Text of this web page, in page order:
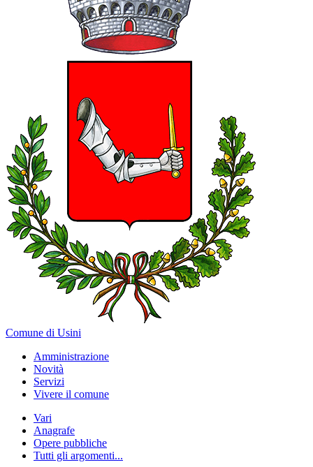
Comune di Usini
Amministrazione
Novità
Servizi
Vivere il comune
Vari
Anagrafe
Opere pubbliche
Tutti gli argomenti...